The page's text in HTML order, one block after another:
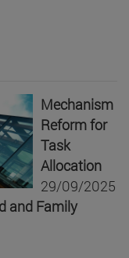
Mechanism
Reform for
Task
Allocation
29/09/2025
and Family